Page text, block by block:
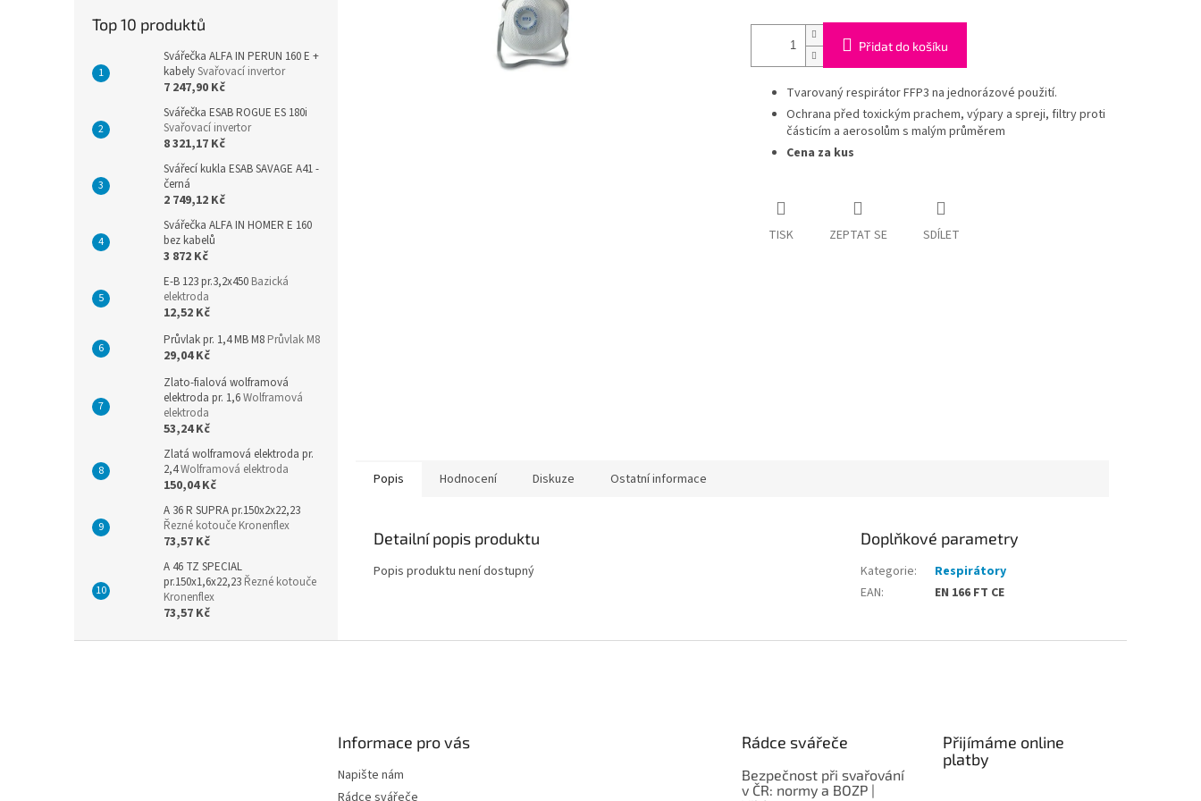
Top 10 produktů
Svářečka ALFA IN PERUN 160 E +
kabelySvařovací invertor
7 247,90 Kč
Svářečka ESAB ROGUE ES 180i
Svařovací invertor
8 321,17 Kč
Svářecí kukla ESAB SAVAGE A41 -
černá
2 749,12 Kč
Svářečka ALFA IN HOMER E 160
bez kabelů
3 872 Kč
E-B 123 pr.3,2x450 Bazická
elektroda
12,52 Kč
Průvlak pr. 1,4 MB M8 Průvlak M8
29,04 Kč
Zlato-fialová wolframová
elektroda pr. 1,6Wolframová
elektroda
53,24 Kč
Zlatá wolframová elektroda pr.
2,4Wolframová elektroda
150,04 Kč
A 36 R SUPRA pr.150x2x22,23
Řezné kotouče Kronenflex
73,57 Kč
A 46 TZ SPECIAL
pr.150x1,6x22,23 Řezné kotouče
Kronenflex
73,57 Kč
Přidat do košíku
Tvarovaný respirátor FFP3 na jednorázové použití.
Ochrana před toxickým prachem, výpary a spreji, filtry proti
částicím a aerosolům s malým průměrem
Cena za kus
TISK ZEPTAT SE SDÍLET
Popis Hodnocení Diskuze Ostatní informace
Detailní popis produktu
Popis produktu není dostupný
Doplňkové parametry
Kategorie:
Respirátory
EAN: EN 166 FT CE
Informace pro vás
Napište nám
Rádce svářeče
Rádce svářeče
Bezpečnost při svařování
v ČR: normy a BOZP |
Přijímáme online
platby